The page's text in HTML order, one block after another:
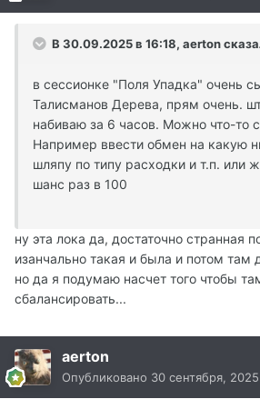
В 30.09.2025 в 16:18, aerton
в сессионке "Поля Упадка" очень
Талисманов Дерева, прям очень.
набиваю за 6 часов. Можно что-то
Например ввести обмен на какую
шляпу по типу расходки и т.п. или
шанс раз в 100
ну эта лока да, достаточно странная
изанчально такая и была и потом там
но да я подумаю насчет того чтобы
сбалансировать...
aerton
Опубликовано 30 сентября, 2025